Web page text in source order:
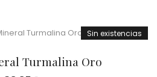
Sin existencias
Turmalina Oro